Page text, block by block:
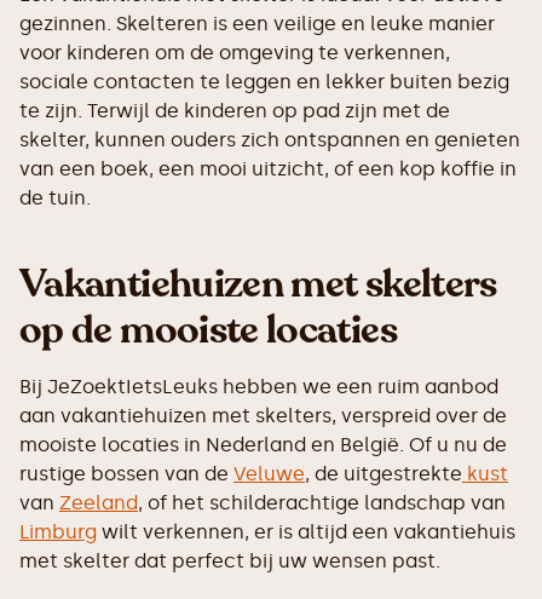
gezinnen. Skelteren is een veilige en leuke manier
voor kinderen om de omgeving te verkennen,
sociale contacten te leggen en lekker buiten bezig
te zijn. Terwijl de kinderen op pad zijn met de
skelter, kunnen ouders zich ontspannen en genieten
van een boek, een mooi uitzicht, of een kop koffie in
de tuin.
Vakantiehuizen met skelters
op de mooiste locaties
Bij JeZoektIetsLeuks hebben we een ruim aanbod
aan vakantiehuizen met skelters, verspreid over de
mooiste locaties in Nederland en België. Of u nu de
rustige bossen van de Veluwe, de uitgestrekte kust
van Zeeland, of het schilderachtige landschap van
Limburg wilt verkennen, er is altijd een vakantiehuis
met skelter dat perfect bij uw wensen past.